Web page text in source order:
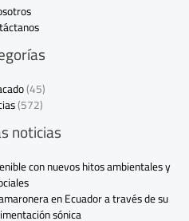
(45)
(572)
noticias
con nuevos hitos ambientales y
en Ecuador a través de su
sónica